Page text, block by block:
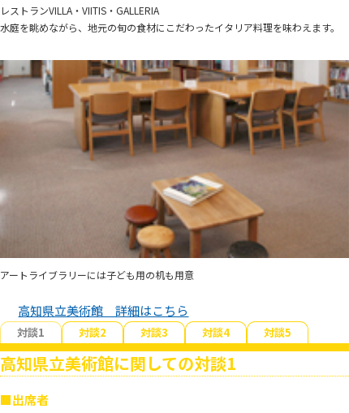
兵庫県立美術館
横尾忠則現代美術館
神戸市立小磯記念美術館
神戸ファッション美術館
岡山県立博物館
岡山県立美術館
岡山市立オリエント美術館
岡山シティミュージアム
ひろしま美術館
広島市現代美術館
山口県立美術館
下関市立美術館
レストランVILLA・VIITIS・GALLERIA
水庭を眺めながら、地元の旬の食材にこだわったイタリア料理を味わえます。
アートライブラリーには子ども用の机も用意
高知県立美術館 詳細はこちら
対談1 対談2 対談3 対談4 対談5
高知県立美術館に関しての対談1
■出席者